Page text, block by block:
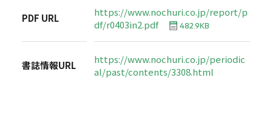
PDF URL
https://www.nochuri.co.jp/report/p
df/r0403in2.pdf
482.9KB
書誌情報URL
https://www.nochuri.co.jp/periodic
al/past/contents/3308.html